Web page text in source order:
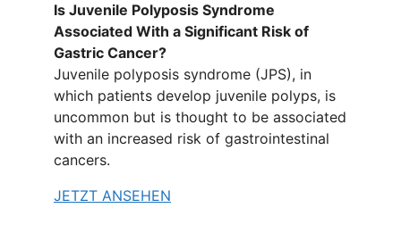
Is Juvenile Polyposis Syndrome
Associated With a Significant Risk of
Gastric Cancer?
Juvenile polyposis syndrome (JPS), in
which patients develop juvenile polyps, is
uncommon but is thought to be associated
with an increased risk of gastrointestinal
cancers.
JETZT ANSEHEN